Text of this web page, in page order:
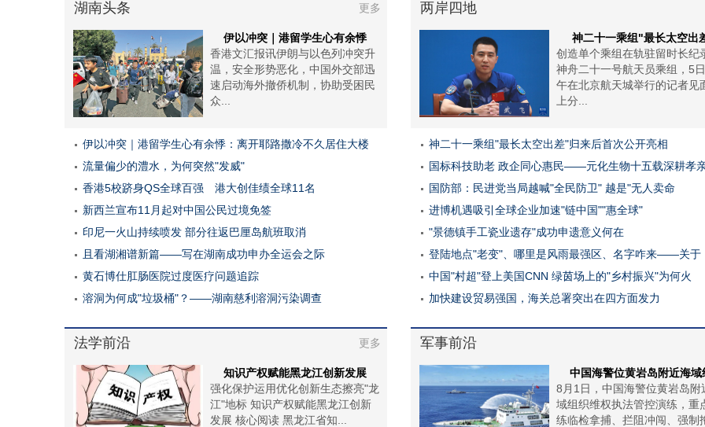
湖南头条 更多
伊以冲突｜港留学生心有余悸
香港文汇报讯伊朗与以色列冲突升
温，安全形势恶化，中国外交部迅
速启动海外撤侨机制，协助受困民
众...
伊以冲突｜港留学生心有余悸：离开耶路撒冷不久居住大楼
流量偏少的澧水，为何突然"发威"
香港5校跻身QS全球百强 港大创佳绩全球11名
新西兰宣布11月起对中国公民过境免签
印尼一火山持续喷发 部分往返巴厘岛航班取消
且看湖湘谱新篇——写在湖南成功申办全运会之际
黄石博仕肛肠医院过度医疗问题追踪
溶洞为何成"垃圾桶"？——湖南慈利溶洞污染调查
两岸四地
神二十一乘组"最长太空出
创造单个乘组在轨驻留时长纪
神舟二十一号航天员乘组，5
午在北京航天城举行的记者见
上分...
神二十一乘组"最长太空出差"归来后首次公开亮相
国标科技助老 政企同心惠民——元化生物十五载深耕孝
国防部：民进党当局越喊"全民防卫" 越是"无人卖命
进博机遇吸引全球企业加速"链中国""惠全球"
"景德镇手工瓷业遗存"成功申遗意义何在
登陆地点"老变"、哪里是风雨最强区、名字咋来——关于
中国"村超"登上美国CNN 绿茵场上的"乡村振兴"为何火
加快建设贸易强国，海关总署突出在四方面发力
法学前沿 更多
知识产权赋能黑龙江创新发展
强化保护运用优化创新生态擦亮"龙
江"地标 知识产权赋能黑龙江创新
发展 核心阅读 黑龙江省知...
军事前沿
中国海警位黄岩岛附近海域
8月1日，中国海警位黄岩岛附
域组织维权执法管控演练，重
练临检拿捕、拦阻冲闯、强制